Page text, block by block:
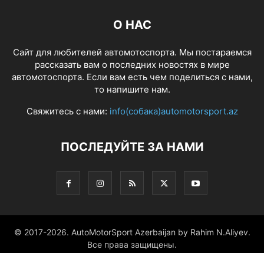
О НАС
Сайт для любителей автомотоспорта. Мы постараемся
рассказать вам о последних новостях в мире
автомотоспорта. Если вам есть чем поделиться с нами,
то напишите нам.
Свяжитесь с нами: info(собака)automotorsport.az
ПОСЛЕДУЙТЕ ЗА НАМИ
© 2017-2026. AutoMotorSport Azerbaijan by Rahim N.Aliyev.
Все права защищены.